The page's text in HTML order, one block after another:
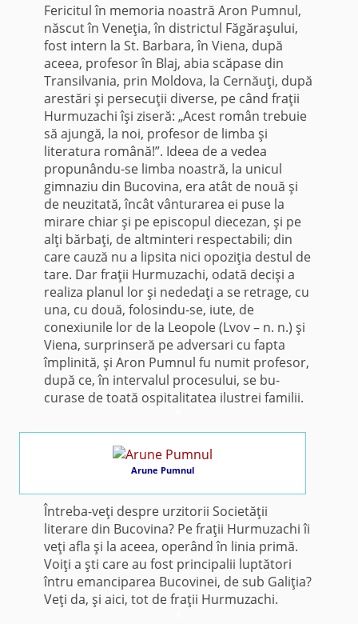
Fericitul în memoria noastră Aron Pumnul,
născut în Veneţia, în districtul Făgăraşului,
fost intern la St. Barbara, în Viena, după
aceea, profesor în Blaj, abia scăpase din
Transilvania, prin Moldova, la Cernăuţi, după
arestări şi persecuţii diverse, pe când fraţii
Hurmuzachi îşi ziseră: „Acest român trebuie
să ajungă, la noi, profesor de limba şi
literatura română!”. Ideea de a vedea
propunându-se limba noastră, la unicul
gimnaziu din Bucovina, era atât de nouă şi
de neuzitată, încât vânturarea ei puse la
mirare chiar şi pe episcopul diecezan, şi pe
alţi bărbaţi, de altminteri respec­tabili; din
care cauză nu a lipsita nici opoziţia destul de
tare. Dar fraţii Hurmuzachi, odată de­cişi a
realiza planul lor şi nededaţi a se retrage, cu
una, cu două, folosindu-se, iute, de
conexiunile lor de la Leopole (Lvov – n. n.) şi
Viena, surprinseră pe adversari cu fapta
împlinită, şi Aron Pumnul fu numit profesor,
după ce, în intervalul procesului, se bu­
curase de toată ospitalitatea ilustrei familii.
Arune Pumnul
Întreba-veţi despre urzitorii Societăţii
literare din Bucovina? Pe fraţii Hurmuzachi îi
veţi afla şi la aceea, operând în linia primă.
Voiţi a şti care au fost principalii luptători
întru emanciparea Bu­covinei, de sub Galiţia?
Veţi da, şi aici, tot de fraţii Hurmuzachi.